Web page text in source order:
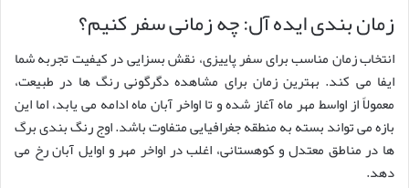
زمان بندی ایده آل: چه زمانی سفر کنیم؟
انتخاب زمان مناسب برای سفر پاییزی، نقش بسزایی در کیفیت تجربه شما
ایفا می کند. بهترین زمان برای مشاهده دگرگونی رنگ ها در طبیعت،
معمولاً از اواسط مهر ماه آغاز شده و تا اواخر آبان ماه ادامه می یابد، اما این
بازه می تواند بسته به منطقه جغرافیایی متفاوت باشد. اوج رنگ بندی برگ
ها در مناطق معتدل و کوهستانی، اغلب در اواخر مهر و اوایل آبان رخ می
دهد.